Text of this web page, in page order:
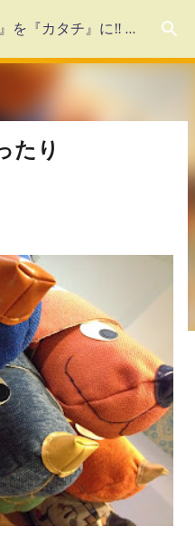
ンテンツに移動 ― 22Factory ― 『想い』を『カタチ』に‼ 未体験のフルオーダーメイド
たり